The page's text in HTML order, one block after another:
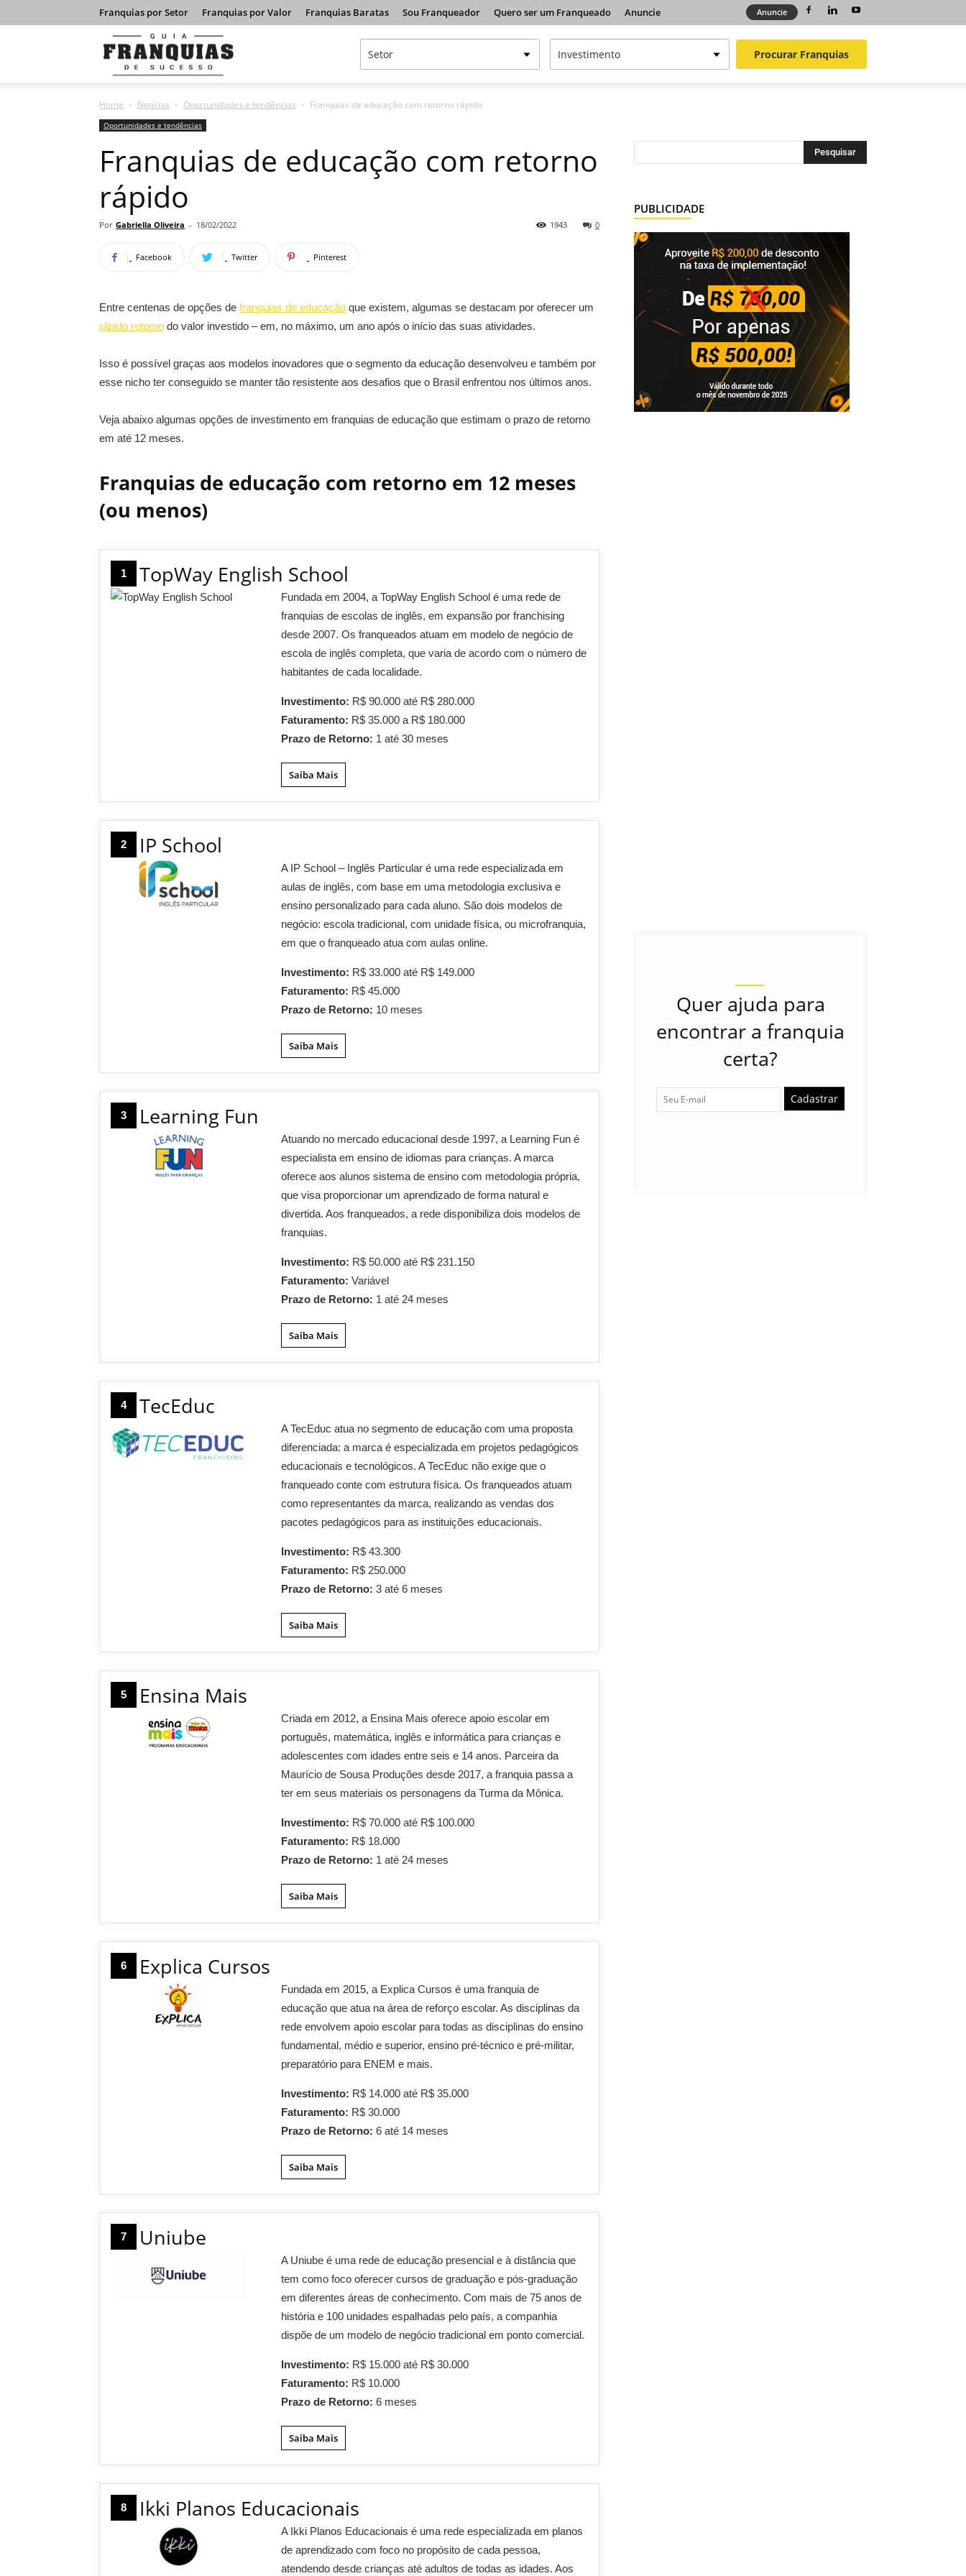
Franquias por Setor Franquias por Valor Franquias Baratas Sou Franqueador Quero ser um Franqueado Anuncie Anuncie
Franquias
de
Sucesso
Procurar Franquias
Home Notícias Oportunidades e tendências Franquias de educação com retorno rápido
Oportunidades e tendências
Franquias de educação com retorno
rápido
Por Gabriella Oliveira - 18/02/2022 0
1943
Facebook Twitter Pinterest
Entre centenas de opções de franquias de educação que existem, algumas se destacam por oferecer um
rápido retorno do valor investido – em, no máximo, um ano após o início das suas atividades.
Isso é possível graças aos modelos inovadores que o segmento da educação desenvolveu e também por
esse nicho ter conseguido se manter tão resistente aos desafios que o Brasil enfrentou nos últimos anos.
Veja abaixo algumas opções de investimento em franquias de educação que estimam o prazo de retorno
em até 12 meses.
Franquias de educação com retorno em 12 meses
(ou menos)
1 TopWay English School
Fundada em 2004, a TopWay English School é uma rede de
franquias de escolas de inglês, em expansão por franchising
desde 2007. Os franqueados atuam em modelo de negócio de
escola de inglês completa, que varia de acordo com o número de
habitantes de cada localidade.
Investimento: R$ 90.000 até R$ 280.000
Faturamento: R$ 35.000 a R$ 180.000
Prazo de Retorno: 1 até 30 meses
Saiba Mais
2 IP School
A IP School – Inglês Particular é uma rede especializada em
aulas de inglês, com base em uma metodologia exclusiva e
ensino personalizado para cada aluno. São dois modelos de
negócio: escola tradicional, com unidade física, ou microfranquia,
em que o franqueado atua com aulas online.
Investimento: R$ 33.000 até R$ 149.000
Faturamento: R$ 45.000
Prazo de Retorno: 10 meses
Saiba Mais
3 Learning Fun
Atuando no mercado educacional desde 1997, a Learning Fun é
especialista em ensino de idiomas para crianças. A marca
oferece aos alunos sistema de ensino com metodologia própria,
que visa proporcionar um aprendizado de forma natural e
divertida. Aos franqueados, a rede disponibiliza dois modelos de
franquias.
Investimento: R$ 50.000 até R$ 231.150
Faturamento:Variável
Prazo de Retorno: 1 até 24 meses
Saiba Mais
4 TecEduc
A TecEduc atua no segmento de educação com uma proposta
diferenciada: a marca é especializada em projetos pedagógicos
educacionais e tecnológicos. A TecEduc não exige que o
franqueado conte com estrutura física. Os franqueados atuam
como representantes da marca, realizando as vendas dos
pacotes pedagógicos para as instituições educacionais.
Investimento: R$ 43.300
Faturamento: R$ 250.000
Prazo de Retorno:3 até 6 meses
Saiba Mais
5 Ensina Mais
Criada em 2012, a Ensina Mais oferece apoio escolar em
português, matemática, inglês e informática para crianças e
adolescentes com idades entre seis e 14 anos. Parceira da
Maurício de Sousa Produções desde 2017, a franquia passa a
ter em seus materiais os personagens da Turma da Mônica.
Investimento: R$ 70.000 até R$ 100.000
Faturamento: R$ 18.000
Prazo de Retorno: 1 até 24 meses
Saiba Mais
6 Explica Cursos
Fundada em 2015, a Explica Cursos é uma franquia de
educação que atua na área de reforço escolar. As disciplinas da
rede envolvem apoio escolar para todas as disciplinas do ensino
fundamental, médio e superior, ensino pré-técnico e pré-militar,
preparatório para ENEM e mais.
Investimento: R$ 14.000 até R$ 35.000
Faturamento: R$ 30.000
Prazo de Retorno:6 até 14 meses
Saiba Mais
7 Uniube
A Uniube é uma rede de educação presencial e à distância que
tem como foco oferecer cursos de graduação e pós-graduação
em diferentes áreas de conhecimento. Com mais de 75 anos de
história e 100 unidades espalhadas pelo país, a companhia
dispõe de um modelo de negócio tradicional em ponto comercial.
Investimento: R$ 15.000 até R$ 30.000
Faturamento: R$ 10.000
Prazo de Retorno:6 meses
Saiba Mais
8 Ikki Planos Educacionais
A Ikki Planos Educacionais é uma rede especializada em planos
de aprendizado com foco no propósito de cada pessoa,
atendendo desde crianças até adultos de todas as idades. Aos
PUBLICIDADE
Quer ajuda para
encontrar a franquia
certa?
Cadastrar